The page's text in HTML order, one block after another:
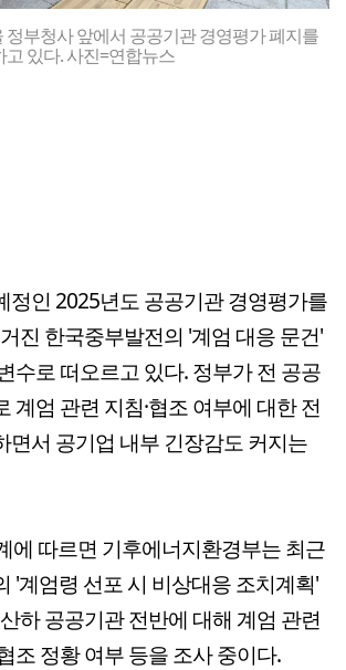
부청사 앞에서 공공기관 경영평가 폐지를
있다. 사진=연합뉴스
정인 2025년도 공공기관 경영평가를
진 한국중부발전의 '계엄 대응 문건'
수로 떠오르고 있다. 정부가 전 공공
계엄 관련 지침·협조 여부에 대한 전
면서 공기업 내부 긴장감도 커지는
에 따르면 기후에너지환경부는 최근
'계엄령 선포 시 비상대응 조치계획'
하 공공기관 전반에 대해 계엄 관련
조 정황 여부 등을 조사 중이다.